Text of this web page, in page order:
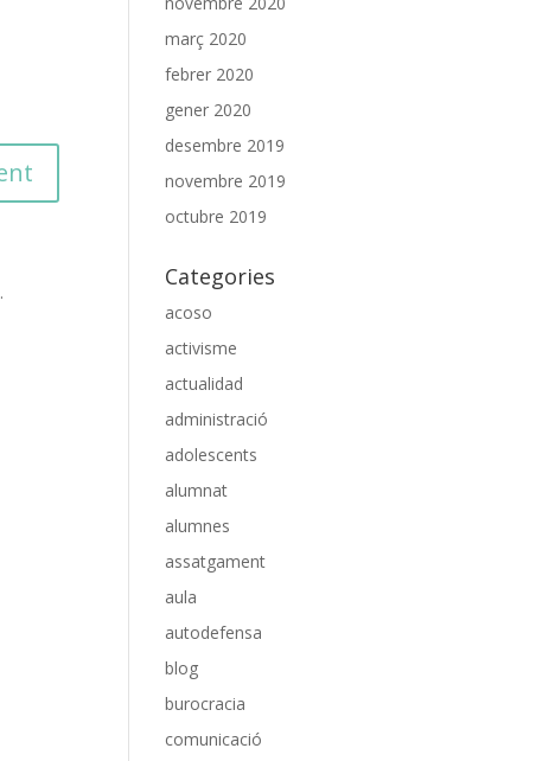
.
març 2020
febrer 2020
gener 2020
desembre 2019
novembre 2019
octubre 2019
Categories
acoso
activisme
actualidad
administració
adolescents
alumnat
alumnes
assatgament
aula
autodefensa
blog
burocracia
comunicació